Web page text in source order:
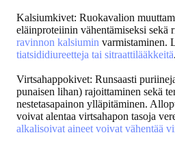
Kalsiumkivet: Ruokavalion
eläinproteiinin vähentämiseksi sekä
ravinnon kalsiumin varmistaminen.
tiatsididiureetteja tai sitraattilääkkeitä.
Virtsahappokivet: Runsaasti
punaisen lihan) rajoittaminen sekä
nestetasapainon ylläpitäminen.
voivat alentaa virtsahapon tasoja
alkalisoivat aineet voivat vähentää